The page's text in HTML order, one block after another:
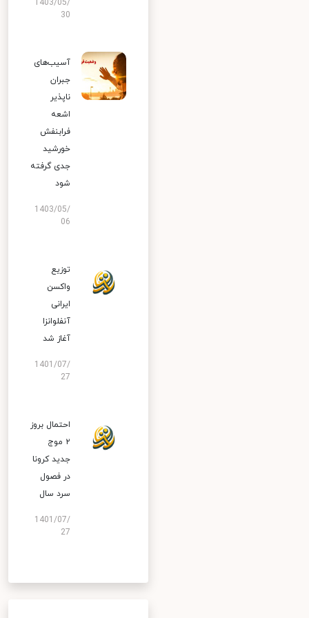
1403/05/
30
آسیب‌های
جبران
ناپذیر
اشعه
فرابنفش
خورشید
جدی گرفته
شود
1403/05/
06
توزیع
واکسن
ایرانی
آنفلوانزا
آغاز شد
1401/07/
27
احتمال بروز
۲ موج
جدید کرونا
در فصول
سرد سال
1401/07/
27